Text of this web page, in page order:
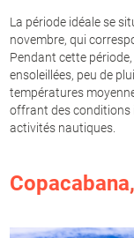
La période idéale se
novembre, qui
Pendant cette
ensoleillées, peu de
températures
offrant des conditions
activités nautiques.
Copacabana,